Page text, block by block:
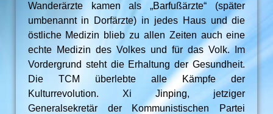
Wanderärzte kamen als „Barfußärzte“ (später
umbenannt in Dorfärzte) in jedes Haus und die
östliche Medizin blieb zu allen Zeiten auch eine
echte Medizin des Volkes und für das Volk. Im
Vordergrund steht die Erhaltung der Gesundheit.
Die TCM überlebte alle Kämpfe der
Kulturrevolution. Xi Jinping, jetziger
Generalsekretär der Kommunistischen Partei